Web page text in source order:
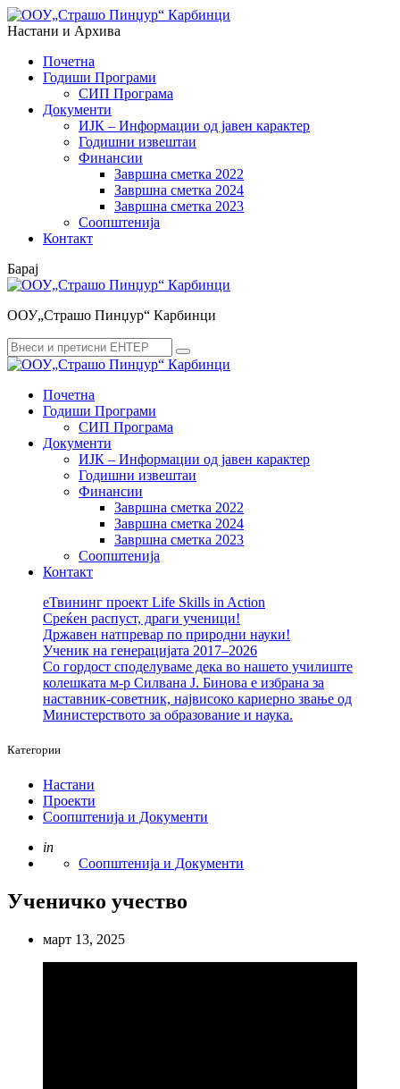
Menu
Search
Настани и Архива
Почетна
Годиши Програми
СИП Програма
Документи
ИЈК – Информации од јавен карактер
Годишни извештаи
Финансии
Завршна сметка 2022
Завршна сметка 2024
Завршна сметка 2023
Соопштенија
Контакт
Барај
ООУ„Страшо Пинџур“ Карбинци
Search
for:
Search
Почетна
Годиши Програми
СИП Програма
Документи
ИЈК – Информации од јавен карактер
Годишни извештаи
Финансии
Завршна сметка 2022
Завршна сметка 2024
Завршна сметка 2023
Соопштенија
Контакт
еТвининг проект Life Skills in Action
Среќен распуст, драги ученици!
Државен натпревар по природни науки!
Ученик на генерацијата 2017–2026
Со гордост споделуваме дека во нашето училиште
колешката м-р Силвана Ј. Бинова е избрана за
наставник-советник, највисоко кариерно звање од
Министерството за образование и наука.
Категории
Настани
Проекти
Соопштенија и Документи
Posted
in
Соопштенија и Документи
Ученичко учество
март 13, 2025